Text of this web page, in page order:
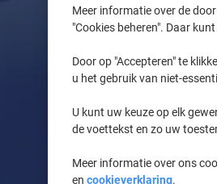
Meer informatie over de
"Cookies beheren". Daar
Door op "Accepteren" te
u het gebruik van niet-
U kunt uw keuze op elk
de voettekst en zo uw
Meer informatie over ons
en cookieverklaring.